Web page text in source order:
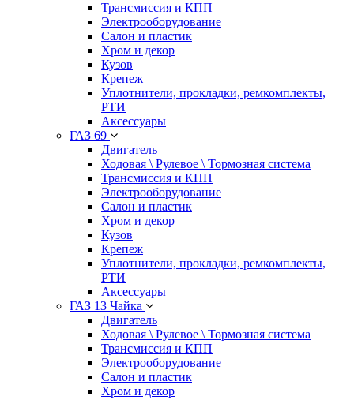
Трансмиссия и КПП
Электрооборудование
Салон и пластик
Хром и декор
Кузов
Крепеж
Уплотнители, прокладки, ремкомплекты,
РТИ
Аксессуары
ГАЗ 69
Двигатель
Ходовая \ Рулевое \ Тормозная система
Трансмиссия и КПП
Электрооборудование
Салон и пластик
Хром и декор
Кузов
Крепеж
Уплотнители, прокладки, ремкомплекты,
РТИ
Аксессуары
ГАЗ 13 Чайка
Двигатель
Ходовая \ Рулевое \ Тормозная система
Трансмиссия и КПП
Электрооборудование
Салон и пластик
Хром и декор